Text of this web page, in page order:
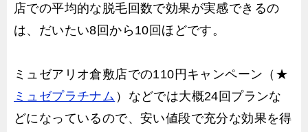
店での平均的な脱毛回数で効果が実感できるの
は、だいたい8回から10回ほどです。
ミュゼアリオ倉敷店での110円キャンペーン（★
ミュゼプラチナム ）などでは大概24回プランな
どになっているので、安い値段で充分な効果を得